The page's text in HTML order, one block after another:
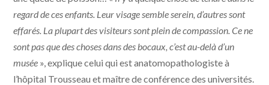
regard de ces enfants. Leur visage semble serein, d’autres sont
effarés. La plupart des visiteurs sont plein de compassion. Ce ne
sont pas que des choses dans des bocaux, c’est au-delà d’un
musée », explique celui qui est anatomopathologiste à
l’hôpital Trousseau et maître de conférence des universités.